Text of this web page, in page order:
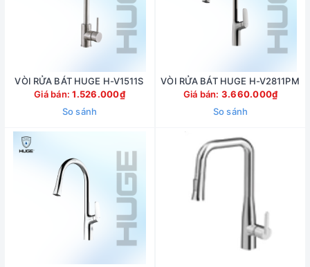
VÒI RỬA BÁT HUGE H-V1511S
Giá bán:1.526.000₫
So sánh
VÒI RỬA BÁT HUGE H-V2811PM
Giá bán: 3.660.000₫
So sánh